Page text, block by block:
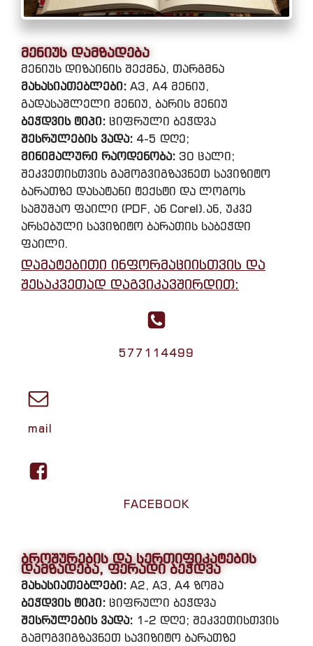
მენიუს დამზადება
მენიუს დიზაინის შექმნა, თარგმნა
მახასიათებლები: A3, A4 მენიუ,
გადასაშლელი მენიუ, ბარის მენიუ
ბეჭდვის ტიპი: ციფრული ბეჭდვა
შესრულების ვადა: 4-5 დღე;
მინიმალური რაოდენობა: 30 ცალი;
შეკვეთისთვის გამოგვიგზავნეთ სავიზიტო
ბარათზე დასატანი ტექსტი და ლოგოს
სამუშაო ფაილი (PDF, ან Corel).ან, უკვე
არსებული სავიზიტო ბარათის საბეჭდი
ფაილი.
დამატებითი ინფორმაციისთვის და
შესაკვეთად დაგვიკავშირდით:
577114499
mail
FACEBOOK
ბროშურების და სერთიფიკატების
დამზადება, ფერადი ბეჭდვა
მახასიათებლები: A2, A3, A4 ზომა
ბეჭდვის ტიპი: ციფრული ბეჭდვა
შესრულების ვადა: 1-2 დღე; შეკვეთისთვის
გამოგვიგზავნეთ სავიზიტო ბარათზე